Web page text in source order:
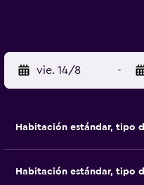
vie. 14/8 -
Habitación estándar, tipo
Habitación estándar, tipo